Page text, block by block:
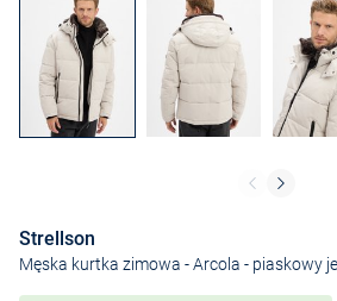
Strellson
Męska kurtka zimowa - Arcola - piaskowy